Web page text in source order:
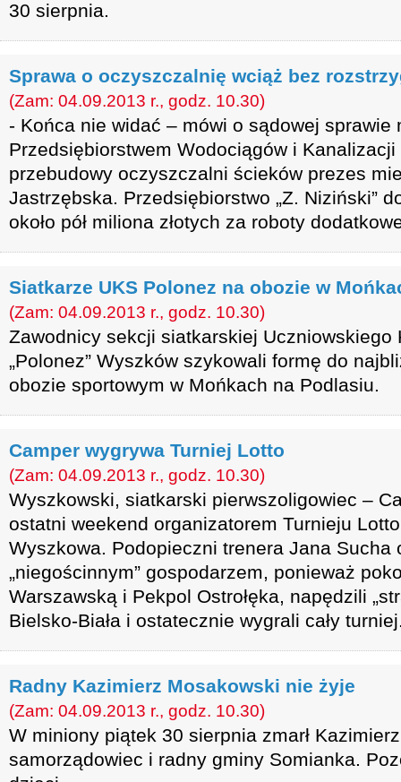
30 sierpnia.
Sprawa o oczyszczalnię wciąż bez
(Zam: 04.09.2013 r., godz. 10.30)
- Końca nie widać – mówi o sądowej sprawie
Przedsiębiorstwem Wodociągów i
przebudowy oczyszczalni ścieków prezes
Jastrzębska. Przedsiębiorstwo „Z. Niziński”
około pół miliona złotych za roboty
Siatkarze UKS Polonez na obozie w
(Zam: 04.09.2013 r., godz. 10.30)
Zawodnicy sekcji siatkarskiej Uczniowskiego
„Polonez” Wyszków szykowali formę do
obozie sportowym w Mońkach na Podlasiu.
Camper wygrywa Turniej Lotto
(Zam: 04.09.2013 r., godz. 10.30)
Wyszkowski, siatkarski pierwszoligowiec –
ostatni weekend organizatorem Turnieju
Wyszkowa. Podopieczni trenera Jana Sucha
„niegościnnym” gospodarzem, ponieważ
Warszawską i Pekpol Ostrołęka, napędzili
Bielsko-Biała i ostatecznie wygrali cały
Radny Kazimierz Mosakowski nie żyje
(Zam: 04.09.2013 r., godz. 10.30)
W miniony piątek 30 sierpnia zmarł
samorządowiec i radny gminy Somianka.